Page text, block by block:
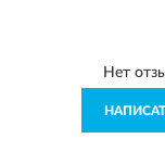
Нет